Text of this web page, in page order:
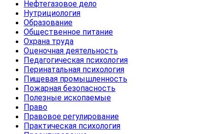
Нефтегазовое дело
Нутрициология
Образование
Общественное питание
Охрана труда
Оценочная деятельность
Педагогическая психология
Перинатальная психология
Пищевая промышленность
Пожарная безопасность
Полезные ископаемые
Право
Правовое регулирование
Практическая психология